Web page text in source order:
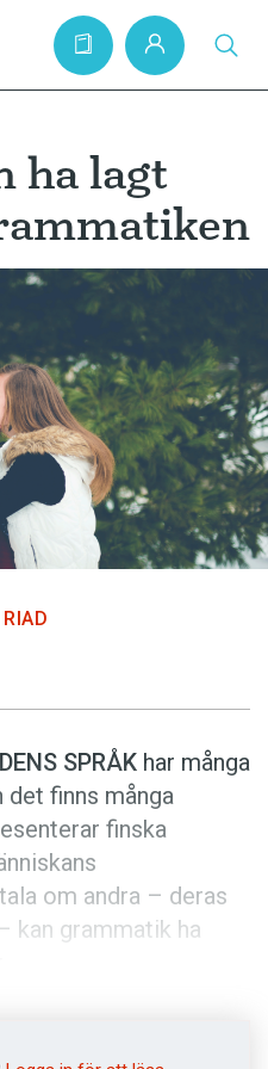
ha lagt
SPRÅK har många
det finns många
finska
om andra – deras
kan grammatik ha